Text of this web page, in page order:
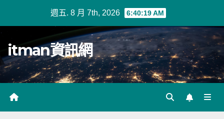
週五. 8 月 7th, 2026 6:40:20 AM
itman資訊網